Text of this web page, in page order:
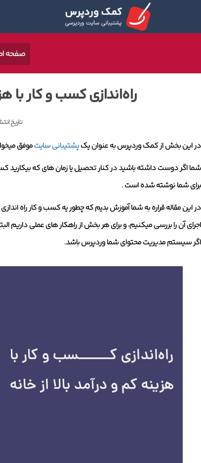
صفحه
راه‌اندازی کسب و کار با
تاریخ
در این بخش از کمک وردپرس به عنوان یکپشتیبانی سایتموفق
شما اگر دوست داشته باشید در کنار تحصیل یا زمان های که بیکارید
برای شما نوشته شده است .
در این مقاله قراره به شما آموزش بدیم که چطور یه کسب و کار راه
اجرای آن را بررسی میکنیم، و برای هر بخش از راهکار های عملی
اگر سیستم مدیریت محتوای شما وردپرس باشد.